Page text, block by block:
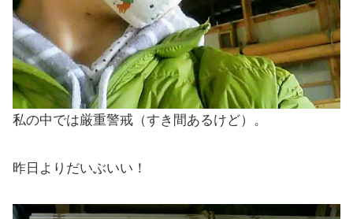
私の中では厳重警戒（すき間あるけど）。
昨日よりだいぶいい！